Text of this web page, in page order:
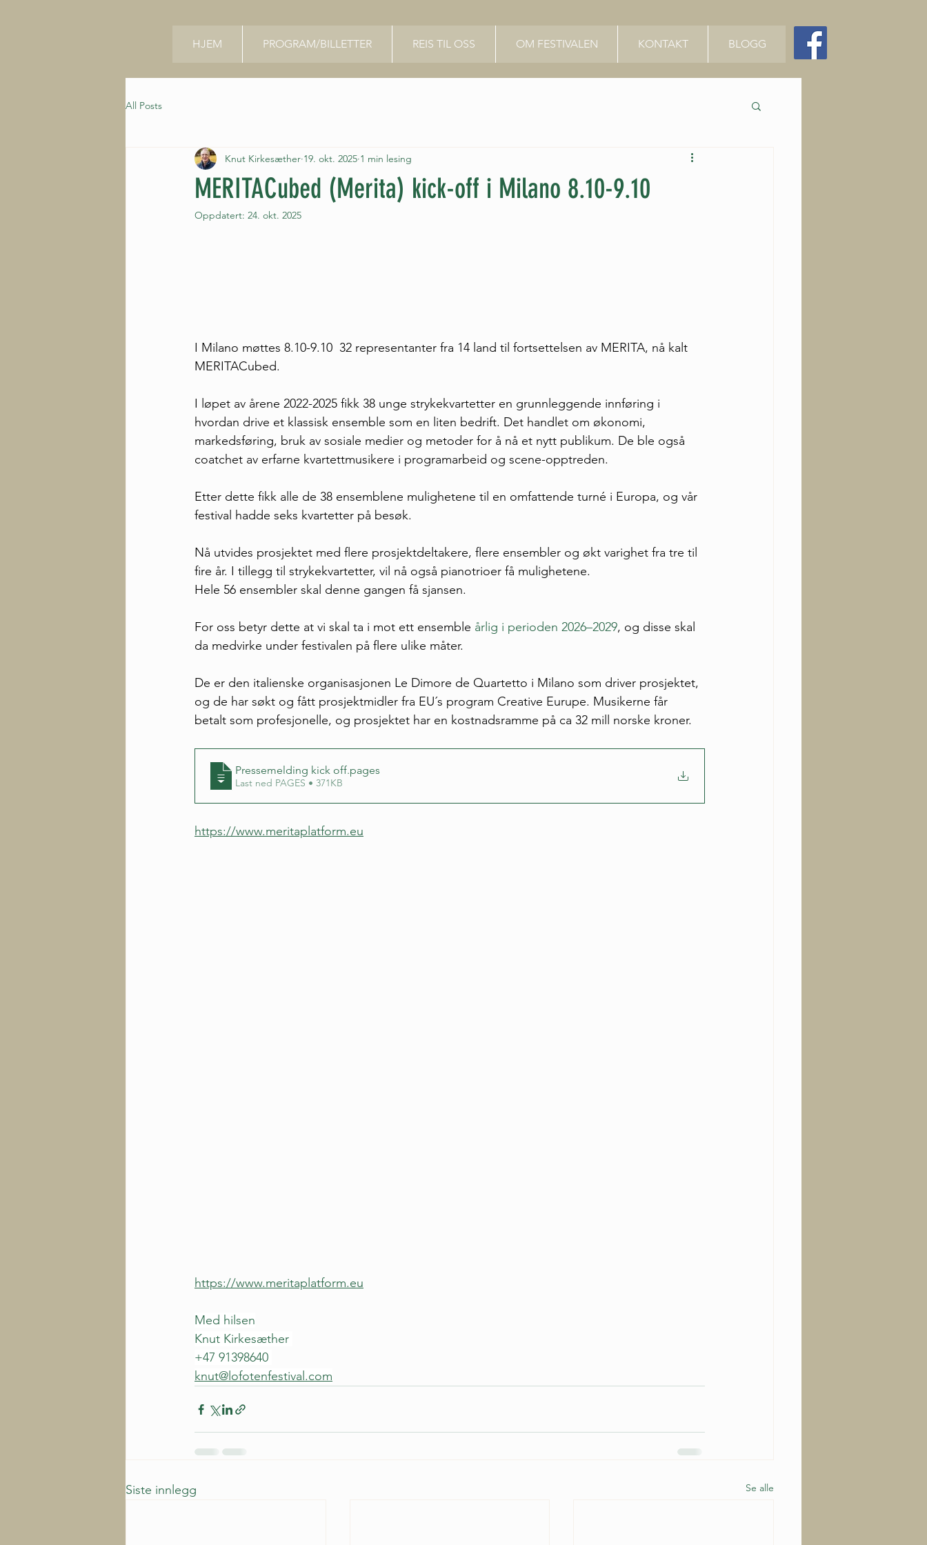
HJEM PROGRAM/BILLETTER REIS TIL OSS OM FESTIVALEN KONTAKT BLOGG
All Posts
MERITACubed (Merita) kick-off i Milano 8.10-9.10
Knut Kirkesæther 19. okt. 2025 1 min lesing
Oppdatert: 24. okt. 2025
I Milano møttes 8.10-9.10  32 representanter fra 14 land til fortsettelsen av MERITA, nå kalt
MERITACubed.
I løpet av årene 2022-2025 fikk 38 unge strykekvartetter en grunnleggende innføring i
hvordan drive et klassisk ensemble som en liten bedrift. Det handlet om økonomi,
markedsføring, bruk av sosiale medier og metoder for å nå et nytt publikum. De ble også
coatchet av erfarne kvartettmusikere i programarbeid og scene-opptreden.
Etter dette fikk alle de 38 ensemblene mulighetene til en omfattende turné i Europa, og vår
festival hadde seks kvartetter på besøk.
Nå utvides prosjektet med flere prosjektdeltakere, flere ensembler og økt varighet fra tre til
fire år. I tillegg til strykekvartetter, vil nå også pianotrioer få mulighetene.
Hele 56 ensembler skal denne gangen få sjansen.
For oss betyr dette at vi skal ta i mot ett ensemble årlig i perioden 2026–2029, og disse skal
da medvirke under festivalen på flere ulike måter.
De er den italienske organisasjonen Le Dimore de Quartetto i Milano som driver prosjektet,
og de har søkt og fått prosjektmidler fra EU´s program Creative Eurupe. Musikerne får
betalt som profesjonelle, og prosjektet har en kostnadsramme på ca 32 mill norske kroner.
Pressemelding kick off.pages
Last ned PAGES • 371KB
https://www.meritaplatform.eu
https://www.meritaplatform.eu
Med hilsen
Knut Kirkesæther
+47 91398640
knut@lofotenfestival.com
Siste innlegg Se alle